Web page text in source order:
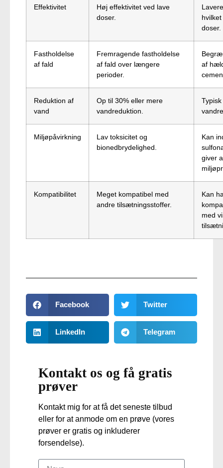
Effektivitet
Høj effektivitet ved lave
doser.
doser.
Fastholdelse
af fald
Fremragende fastholdelse
af fald over længere
perioder.
af
Reduktion af
vand
Op til 30% eller mere
vandreduktion.
Miljøpåvirkning
Lav toksicitet og
bionedbrydelighed.
Kan
giver
Kompatibilitet
Meget kompatibel med
andre tilsætningsstoffer.
Kan
med
Facebook Twitter
LinkedIn Telegram
Kontakt os og få gratis
prøver
Kontakt mig for at få det seneste tilbud
eller for at anmode om en prøve (vores
prøver er gratis og inkluderer
forsendelse).